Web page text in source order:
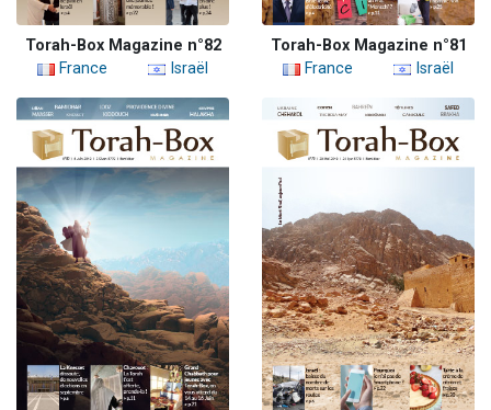
Torah-Box Magazine n°82
France
Israël
Torah-Box Magazine n°81
France
Israël